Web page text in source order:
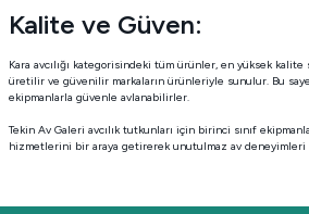
Kalite ve Güven:
Kara avcılığı kategorisindeki tüm ürünler, en yüksek kalite
üretilir ve güvenilir markaların ürünleriyle sunulur. Bu
ekipmanlarla güvenle avlanabilirler.
Tekin Av Galeri avcılık tutkunları için birinci sınıf
hizmetlerini bir araya getirerek unutulmaz av deneyimleri